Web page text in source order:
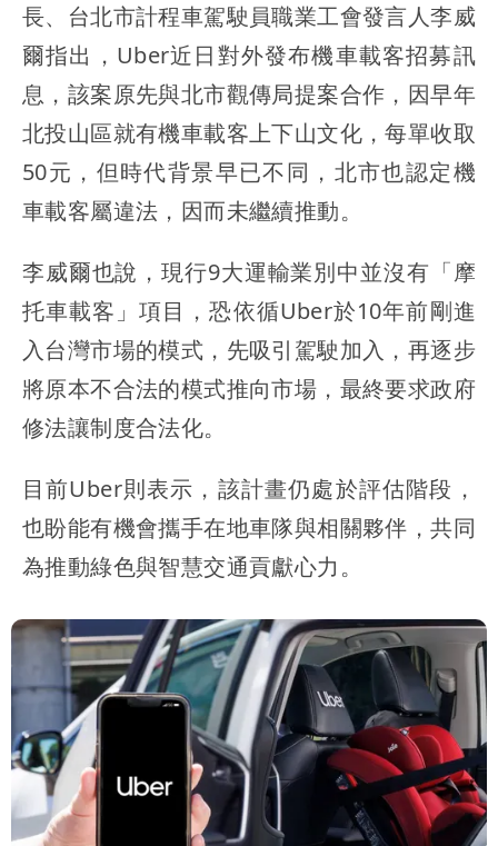
長、台北市計程車駕駛員職業工會發言人李威
爾指出，Uber近日對外發布機車載客招募訊
息，該案原先與北市觀傳局提案合作，因早年
北投山區就有機車載客上下山文化，每單收取
50元，但時代背景早已不同，北市也認定機
車載客屬違法，因而未繼續推動。
李威爾也說，現行9大運輸業別中並沒有「摩
托車載客」項目，恐依循Uber於10年前剛進
入台灣市場的模式，先吸引駕駛加入，再逐步
將原本不合法的模式推向市場，最終要求政府
修法讓制度合法化。
目前Uber則表示，該計畫仍處於評估階段，
也盼能有機會攜手在地車隊與相關夥伴，共同
為推動綠色與智慧交通貢獻心力。